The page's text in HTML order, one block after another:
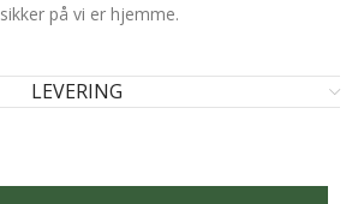
sikker på vi er hjemme.
LEVERING